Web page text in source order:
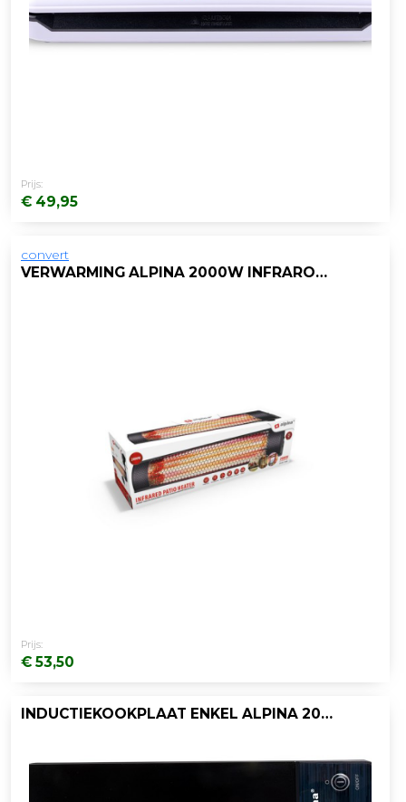
Prijs:
€ 49,95
convert
VERWARMING ALPINA 2000W INFRAROOD PATIO
Prijs:
€ 53,50
INDUCTIEKOOKPLAAT ENKEL ALPINA 2000W